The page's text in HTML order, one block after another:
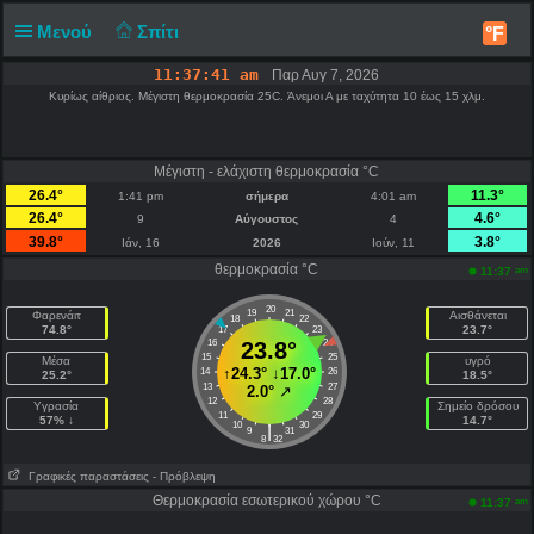
Μενού Σπίτι °F
11:37:41 am Παρ Αυγ 7, 2026
Κυρίως αίθριος. Μέγιστη θερμοκρασία 25C. Άνεμοι Α με ταχύτητα 10 έως 15 χλμ.
Μέγιστη - ελάχιστη θερμοκρασία °C
26.4°
1:41 pm σήμερα 4:01 am
11.3°
26.4°
9 Αύγουστος 4
4.6°
39.8°
Ιάν, 16 2026 Ιούν, 11
3.8°
θερμοκρασία °C
11:37 am
Φαρενάιτ
74.8°
Μέσα
25.2°
Υγρασία
57% ↓
20
19 21
18
22
17
23
16
24
15
25
14
26
13
27
12
28
11
29
10
30
9 31
|
8 32
23.8°
↑24.3°↓17.0°
2.0°↗
Αισθάνεται
23.7°
υγρό
18.5°
Σημείο δρόσου
14.7°
Γραφικές παραστάσεις - Πρόβλεψη
Θερμοκρασία εσωτερικού χώρου °C 11:37 am